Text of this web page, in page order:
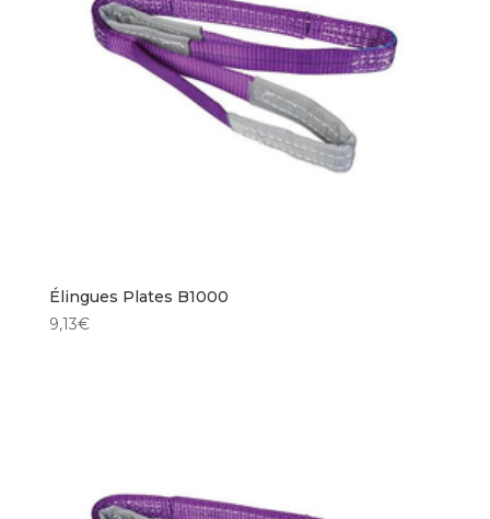
Élingues Plates B1000
9,13€